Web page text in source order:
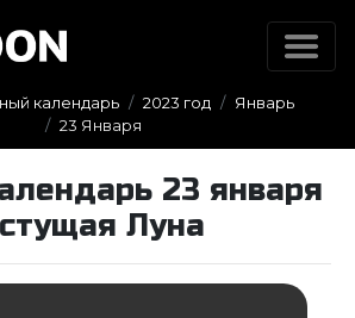
календарь 2023 год
Январь
23 Января
23 января
Луна